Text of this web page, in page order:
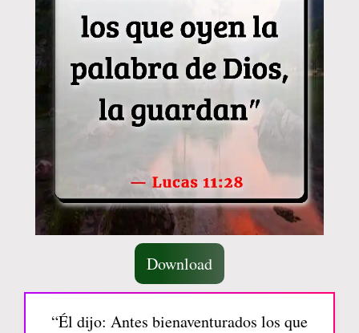
Download
“Él dijo: Antes bienaventurados los que